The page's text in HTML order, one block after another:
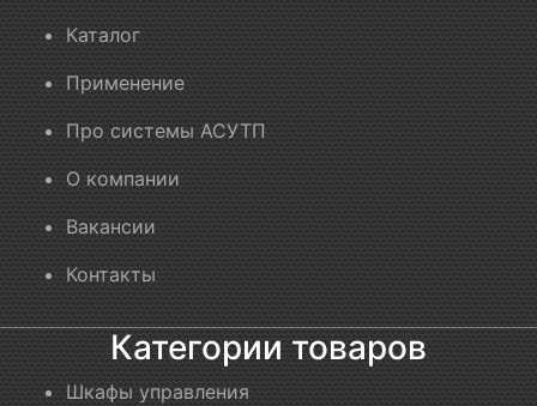
Каталог
Применение
Про системы АСУТП
О компании
Вакансии
Контакты
Категории товаров
Шкафы управления